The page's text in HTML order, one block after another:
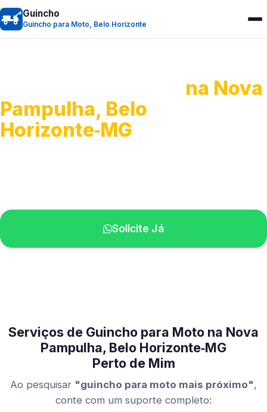
Guincho
Guincho para Moto, Belo Horizonte
na Nova
Pampulha, Belo
Horizonte‑MG
Solicite Já
Serviços de Guincho para Moto na Nova
Pampulha, Belo Horizonte‑MG
Perto de Mim
Ao pesquisar "guincho para moto mais próximo",
conte com um suporte completo: